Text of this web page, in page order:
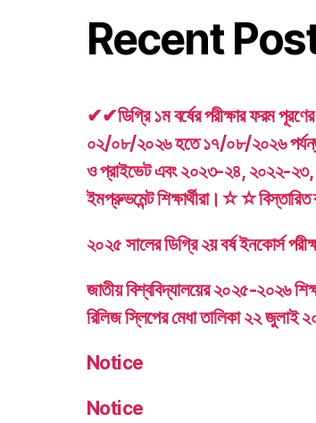
Recent
✔✔ডিগ্রি ১ম বর্ষের পরীক্ষার ফরম
০২/০৮/২০২৬ হতে ১৭/০৮/২০২৬
ও প্রাইভেট এবং ২০২৩-২৪, ২০২২-
ইমপ্রুভমেন্ট
২০২৫ সালের ডিগ্রি ২য় বর্ষ ইনকোর্স
জাতীয় বিশ্ববিদ্যালয়ের ২০২৫-২০২৬
রিলিজ স্লিপের মেধা তালিকা ২২ জুলাই
Notice
Notice